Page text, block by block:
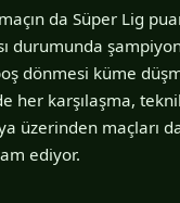
da Süper Lig
durumunda
dönmesi küme
her karşılaşma,
üzerinden maçları
ediyor.